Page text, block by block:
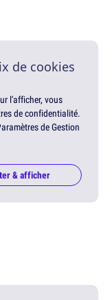
de cookies
l'afficher, vous
de confidentialité.
de Gestion
& afficher